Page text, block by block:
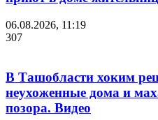
06.08.2026, 11:19
307
В Ташобласти хоким
неухоженные дома и
позора. Видео